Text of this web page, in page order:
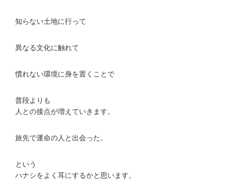
知らない土地に行って
異なる文化に触れて
慣れない環境に身を置くことで
普段よりも
人との接点が増えていきます。
旅先で運命の人と出会った。
という
ハナシをよく耳にするかと思います。